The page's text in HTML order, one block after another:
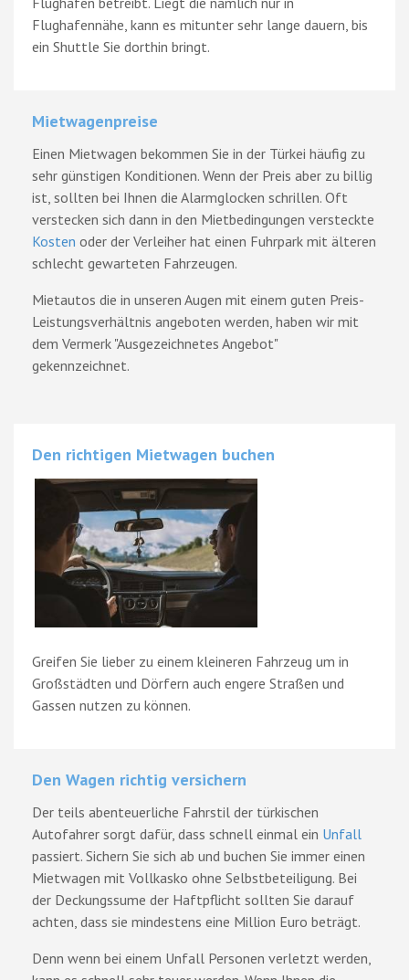
Flughafennähe, kann es mitunter sehr lange dauern, bis
ein Shuttle Sie dorthin bringt.
Mietwagenpreise
Einen Mietwagen bekommen Sie in der Türkei häufig zu
sehr günstigen Konditionen. Wenn der Preis aber zu billig
ist, sollten bei Ihnen die Alarmglocken schrillen. Oft
verstecken sich dann in den Mietbedingungen versteckte
Kosten oder der Verleiher hat einen Fuhrpark mit älteren
schlecht gewarteten Fahrzeugen.
Mietautos die in unseren Augen mit einem guten Preis-
Leistungsverhältnis angeboten werden, haben wir mit
dem Vermerk "Ausgezeichnetes Angebot"
gekennzeichnet.
Den richtigen Mietwagen buchen
Greifen Sie lieber zu einem kleineren Fahrzeug um in
Großstädten und Dörfern auch engere Straßen und
Gassen nutzen zu können.
Den Wagen richtig versichern
Der teils abenteuerliche Fahrstil der türkischen
Autofahrer sorgt dafür, dass schnell einmal ein Unfall
passiert. Sichern Sie sich ab und buchen Sie immer einen
Mietwagen mit Vollkasko ohne Selbstbeteiligung. Bei
der Deckungssume der Haftpflicht sollten Sie darauf
achten, dass sie mindestens eine Million Euro beträgt.
Denn wenn bei einem Unfall Personen verletzt werden,